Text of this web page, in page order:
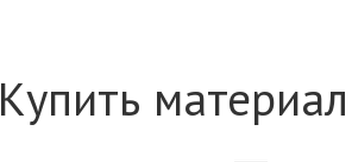
Купить